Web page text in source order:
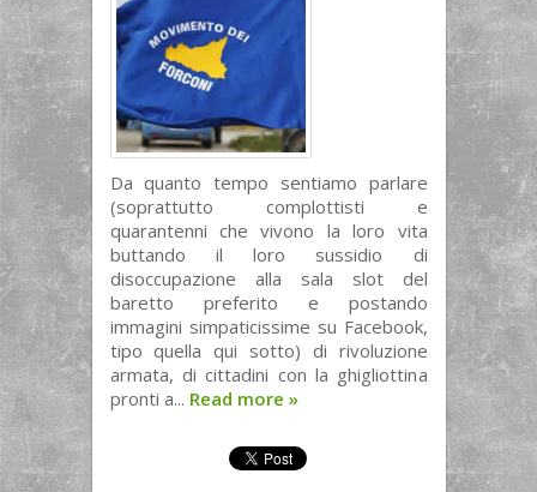
Da quanto tempo sentiamo parlare
(soprattutto complottisti e
quarantenni che vivono la loro vita
buttando il loro sussidio di
disoccupazione alla sala slot del
baretto preferito e postando
immagini simpaticissime su Facebook,
tipo quella qui sotto) di rivoluzione
armata, di cittadini con la ghigliottina
pronti a... Read more »